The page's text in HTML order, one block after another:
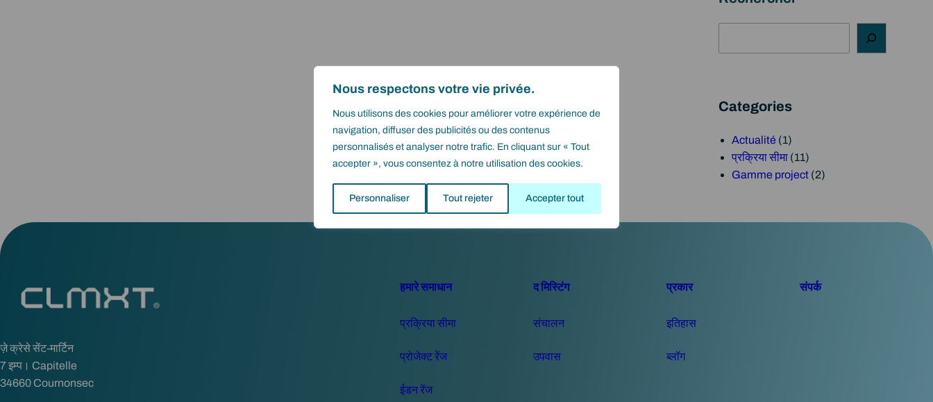
Nous respectons votre vie privée.
Nous utilisons des cookies pour améliorer votre expérience de
navigation, diffuser des publicités ou des contenus
personnalisés et analyser notre trafic. En cliquant sur « Tout
accepter », vous consentez à notre utilisation des cookies.
Personnaliser Tout rejeter Accepter tout
न
Categories
Actualité (1)
प्रक्रिया सीमा (11)
Gamme project (2)
ज़े क्रेसे सेंट-मार्टिन
7 इम्प। Capitelle
34660 Cournonsec
हमारे समाधान
प्रक्रिया सीमा
प्रोजेक्ट रेंज
ईडन रेंज
द मिस्टिंग
संचालन
उपवास
प्रकार
इतिहास
ब्लॉग
संपर्क